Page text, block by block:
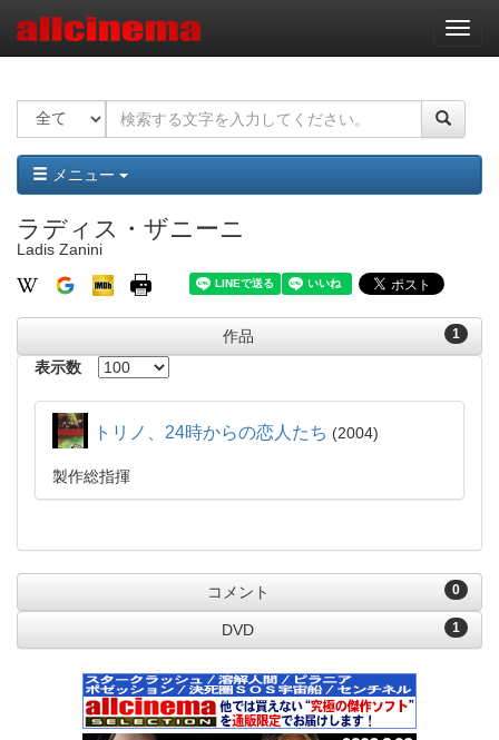
ナ
ビ
ー
ョ
ン
メニュー
ラディス・ザニーニ
Ladis Zanini
1
作品
表示数
トリノ、24時からの恋人たち 2004
製作総指揮
0
コメント
1
DVD